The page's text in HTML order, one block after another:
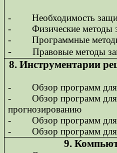
-
Необходимость
-
Физические
-
Программные
- Правовые методы
8. Инструментарии
-
Обзор программ
-
Обзор программ
прогнозированию
-
Обзор программ
-
Обзор программ
9.